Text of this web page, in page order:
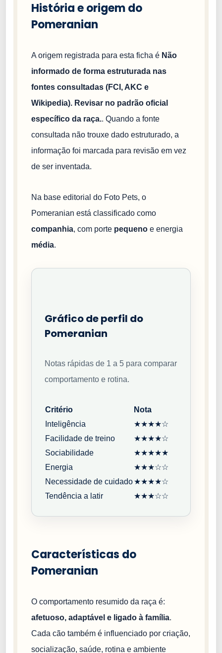
História e origem do
Pomeranian
A origem registrada para esta ficha é Não
informado de forma estruturada nas
fontes consultadas (FCI, AKC e
Wikipedia). Revisar no padrão oficial
específico da raça.. Quando a fonte
consultada não trouxe dado estruturado, a
informação foi marcada para revisão em vez
de ser inventada.
Na base editorial do Foto Pets, o
Pomeranian está classificado como
companhia, com porte pequeno e energia
média.
Gráfico de perfil do
Pomeranian
Notas rápidas de 1 a 5 para comparar
comportamento e rotina.
Critério
Nota
Inteligência
★★★★☆
Facilidade de treino
★★★★☆
Sociabilidade
★★★★★
Energia
★★★☆☆
Necessidade de cuidado★★★★☆
Tendência a latir
★★★☆☆
Características do
Pomeranian
O comportamento resumido da raça é:
afetuoso, adaptável e ligado à família.
Cada cão também é influenciado por criação,
socialização, saúde, rotina e ambiente